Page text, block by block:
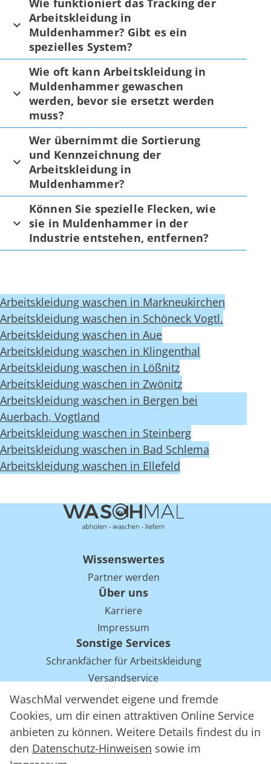
WaschMal verwendet eigene und fremde
Cookies, um dir einen attraktiven Online Service
anbieten zu können. Weitere Details findest du in
den Datenschutz-Hinweisen sowie im
Wie funktioniert das Tracking der
Arbeitskleidung in
Muldenhammer? Gibt es ein
spezielles System?
Wie oft kann Arbeitskleidung in
Muldenhammer gewaschen
werden, bevor sie ersetzt werden
muss?
Wer übernimmt die Sortierung
und Kennzeichnung der
Arbeitskleidung in
Muldenhammer?
Können Sie spezielle Flecken, wie
sie in Muldenhammer in der
Industrie entstehen, entfernen?
Arbeitskleidung waschen in Markneukirchen
Arbeitskleidung waschen in Schöneck Vogtl.
Arbeitskleidung waschen in Aue
Arbeitskleidung waschen in Klingenthal
Arbeitskleidung waschen in Lößnitz
Arbeitskleidung waschen in Zwönitz
Arbeitskleidung waschen in Bergen bei
Auerbach, Vogtland
Arbeitskleidung waschen in Steinberg
Arbeitskleidung waschen in Bad Schlema
Arbeitskleidung waschen in Ellefeld
Wissenswertes
Partner werden
Über uns
Karriere
Impressum
Sonstige Services
Schrankfächer für Arbeitskleidung
Versandservice
Einsparpotentiale für Mietwäsche bei Arbeitskleidung
Arbeitskleidung Tracking mit RFID
WaschMal GmbH 2016 – 2026